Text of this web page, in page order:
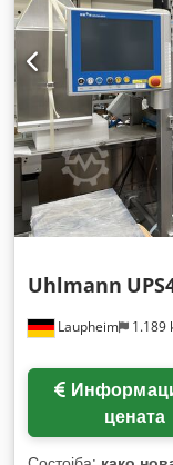
Laupheim 1.189
Uhlmann
цената